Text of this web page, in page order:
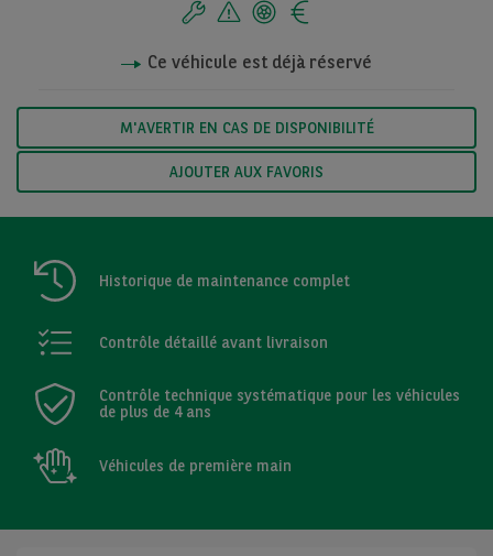
Ce véhicule est déjà réservé
M'AVERTIR EN CAS DE DISPONIBILITÉ
AJOUTER AUX FAVORIS
Historique de maintenance complet
Contrôle détaillé avant livraison
Contrôle technique systématique pour les véhicules
de plus de 4 ans
Véhicules de première main